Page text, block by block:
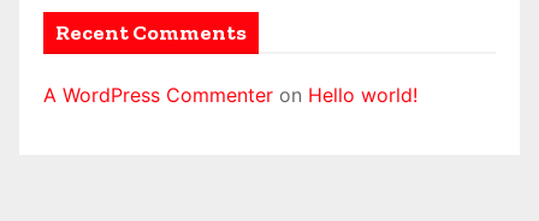
Recent Comments
A WordPress Commenter on Hello world!